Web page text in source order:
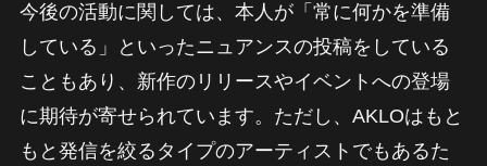
今後の活動に関しては、本人が「常に何かを準備
している」といったニュアンスの投稿をしている
こともあり、新作のリリースやイベントへの登場
に期待が寄せられています。ただし、AKLOはもと
もと発信を絞るタイプのアーティストでもあるた